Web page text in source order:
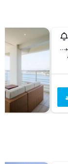
1680-1 Nishimuro-Gun, شيراهاما, اليابان